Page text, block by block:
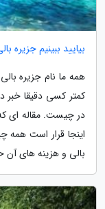
بیایید ببینیم
همه ما نام جزیره
کمتر کسی دقیقا
در چیست. مقاله ای
اینجا قرار است همه
بالی و هزینه های آن